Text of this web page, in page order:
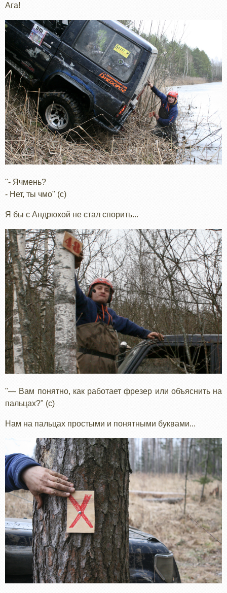
Ага!
"- Ячмень?
- Нет, ты чмо" (с)
Я бы с Андрюхой не стал спорить...
"— Вам понятно, как работает фрезер или объяснить на
пальцах?" (с)
Нам на пальцах простыми и понятными буквами...